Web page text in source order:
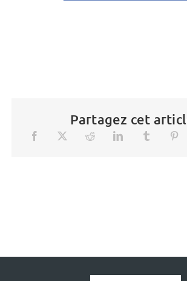
Partagez cet